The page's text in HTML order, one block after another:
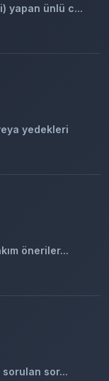
yapan ünlü c...
yedekleri
öneriler...
sorulan sor...